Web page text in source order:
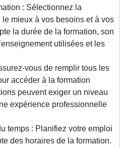
: Sélectionnez la
mieux à vos besoins et à vos
la durée de la formation, son
utilisées et les
vous de remplir tous les
accéder à la formation
peuvent exiger un niveau
expérience professionnelle
temps : Planifiez votre emploi
des horaires de la formation.